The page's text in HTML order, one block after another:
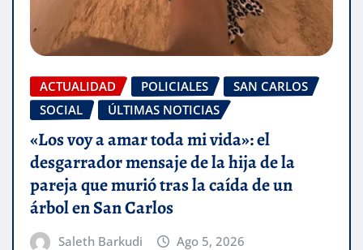
ACTUALIDAD POLICIALES
SAN CARLOS
SOCIAL
ÚLTIMAS NOTICIAS
«Los voy a amar toda mi vida»: el
desgarrador mensaje de la hija de la
pareja que murió tras la caída de un
árbol en San Carlos
Saleth Barkudi Ago 5, 2026